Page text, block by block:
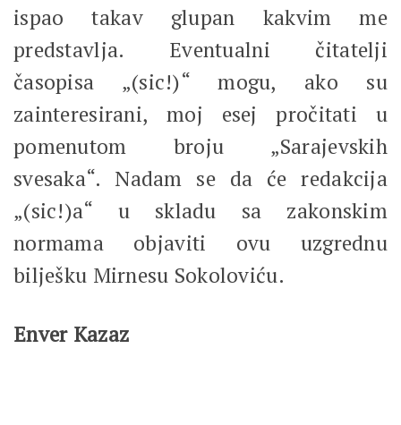
ispao takav glupan kakvim me
predstavlja. Eventualni čitatelji
časopisa „(sic!)“ mogu, ako su
zainteresirani, moj esej pročitati u
pomenutom broju „Sarajevskih
svesaka“. Nadam se da će redakcija
„(sic!)a“ u skladu sa zakonskim
normama objaviti ovu uzgrednu
bilješku Mirnesu Sokoloviću.
Enver Kazaz